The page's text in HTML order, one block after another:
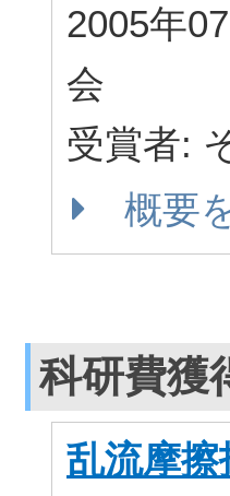
2005年
会
受賞者:
概要
科研費獲
乱流摩